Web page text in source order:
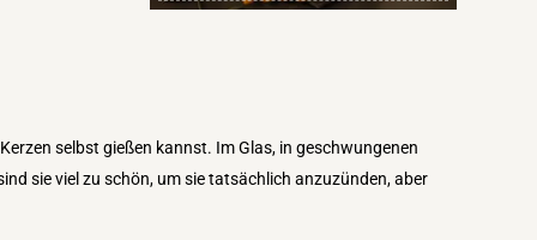
selbst gießen kannst. Im Glas, in geschwungenen
sie viel zu schön, um sie tatsächlich anzuzünden, aber